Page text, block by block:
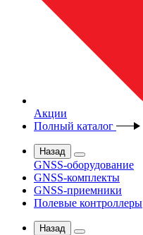
Акции
Полный каталог
Назад
GNSS-оборудование
GNSS-комплекты
GNSS-приемники
Полевые контроллеры
Назад